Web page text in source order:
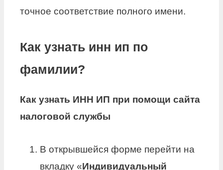
точное соответствие полного имени.
Как узнать инн ип по
фамилии?
Как узнать ИНН ИП при помощи сайта
налоговой службы
В открывшейся форме перейти на
вкладку «Индивидуальный